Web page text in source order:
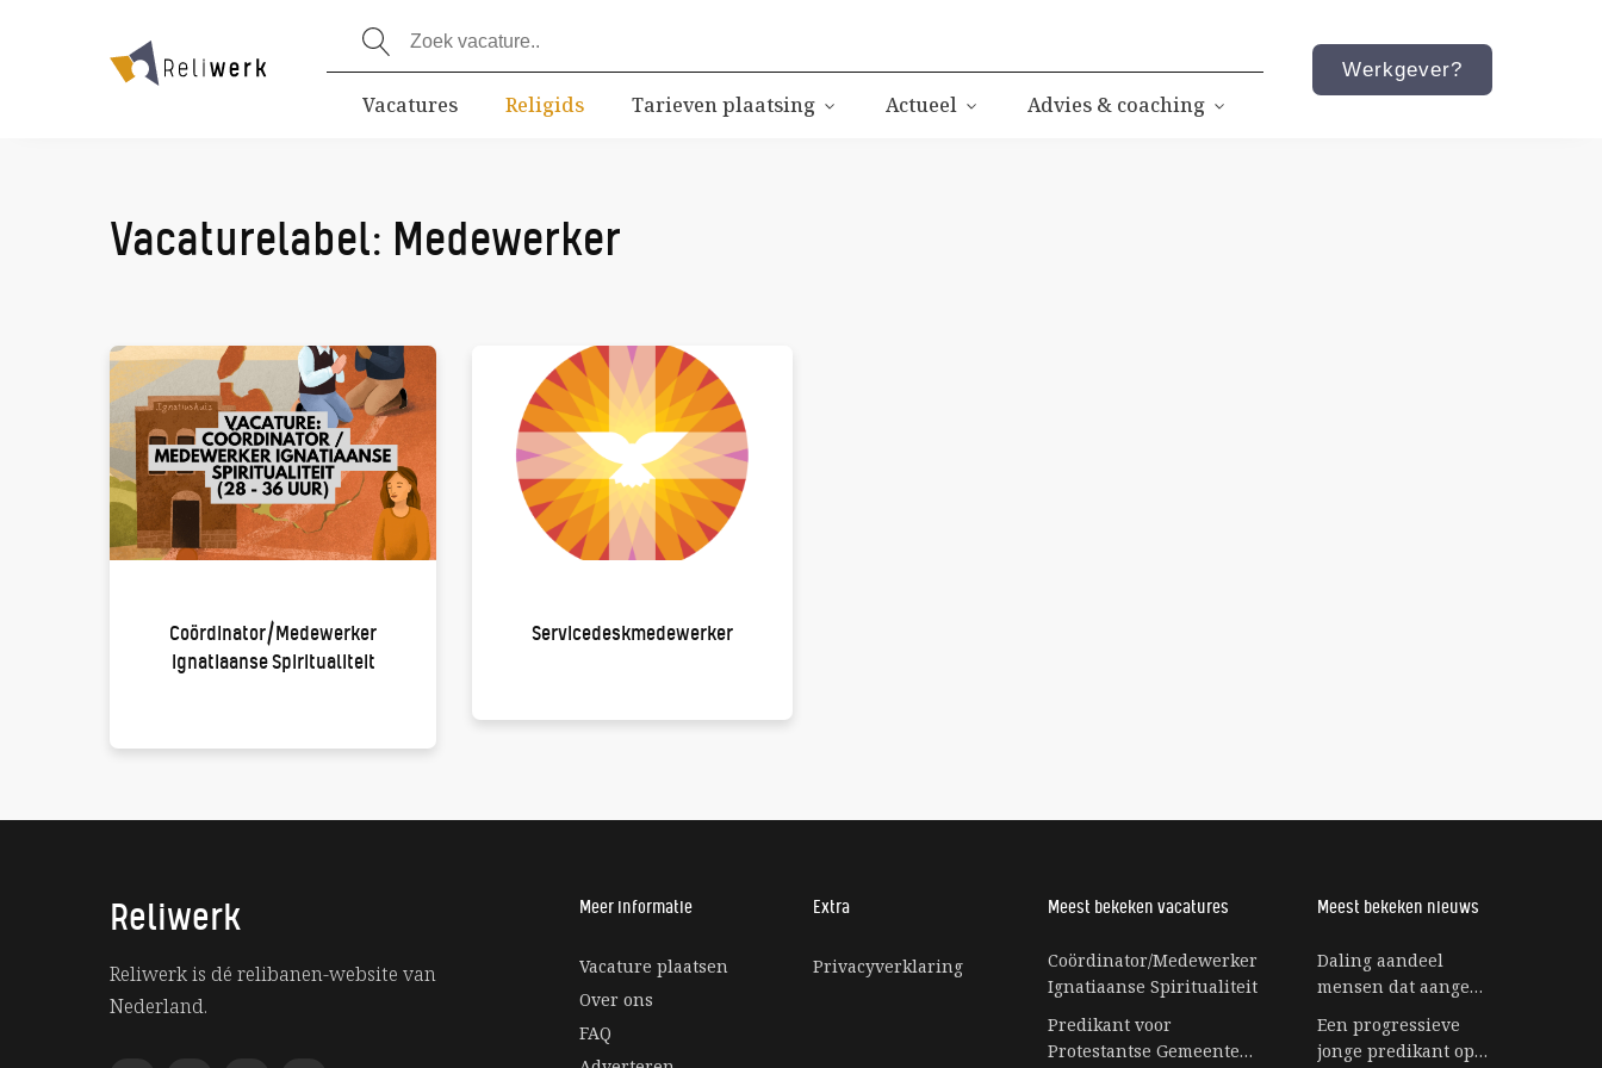
Vacatures Religids Tarieven plaatsing Actueel Advies & coaching
Werkgever?
Vacaturelabel: Medewerker
Coördinator/Medewerker
Ignatiaanse Spiritualiteit
Servicedeskmedewerker
Reliwerk
Reliwerk is dé relibanen-website van
Nederland.
Meer informatie
Vacature plaatsen
Over ons
FAQ
Extra
Privacyverklaring
Meest bekeken vacatures
Coördinator/Medewerker
Ignatiaanse Spiritualiteit
Predikant voor
Protestantse Gemeente
Meest bekeken nieuws
Daling aandeel
mensen dat aangeeft
bij religie te horen
stagneert
Een progressieve
jonge predikant op